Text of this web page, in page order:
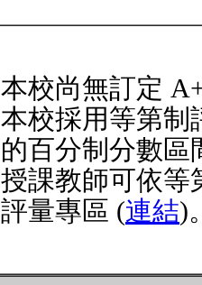
本校尚無訂定
本校採用等第制
的百分制分數區
授課教師可依等
評量專區 (連結)